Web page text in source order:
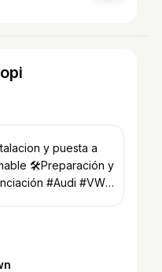
y puesta a
🛠Preparación y